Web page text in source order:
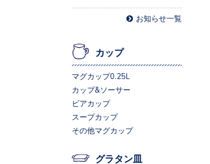
お知らせ一覧
カップ
マグカップ0.25L
カップ&ソーサー
ビアカップ
スープカップ
その他マグカップ
グラタン皿